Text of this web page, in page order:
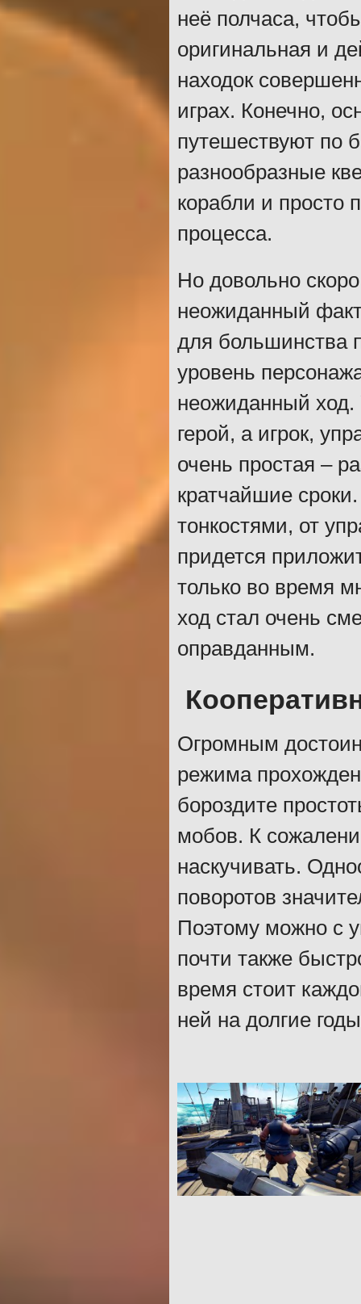
неё полчаса,
оригинальная и
находок
играх. Конечно,
путешествуют по
разнообразные
корабли и просто
процесса.
Но довольно
неожиданный
для большинства
уровень
неожиданный ход.
герой, а игрок,
очень простая –
кратчайшие
тонкостями, от
придется
только во время
ход стал очень
оправданным.
Огромным
режима
бороздите
мобов. К
наскучивать.
поворотов
Поэтому можно с
почти также
время стоит
ней на долгие